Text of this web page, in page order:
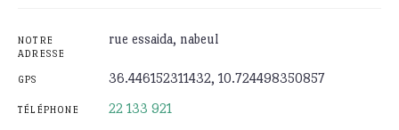
NOTRE
ADRESSE
rue essaida, nabeul
GPS 36.446152311432, 10.724498350857
TÉLÉPHONE 22 133 921